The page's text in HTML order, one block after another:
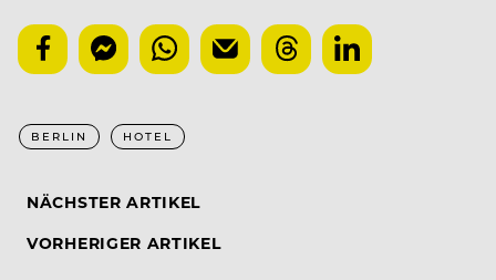
BERLIN HOTEL
NÄCHSTER ARTIKEL
VORHERIGER ARTIKEL